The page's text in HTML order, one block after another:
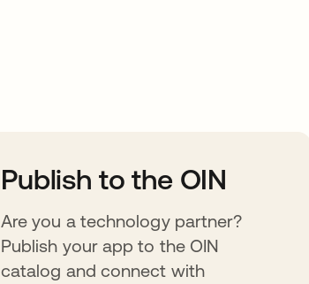
Publish to the OIN
Are you a technology partner?
Publish your app to the OIN
catalog and connect with